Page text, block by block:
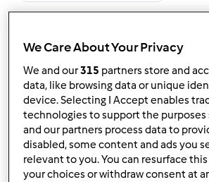
4.5(4)
Bolo de
porGast
We Care About Your Privacy
We and our315 partners store and
data, like browsing data or unique
device. Selecting I Accept enables
technologies to support the purposes
and our partners process data to
disabled, some content and ads you
relevant to you. You can resurface
your choices or withdraw consent at